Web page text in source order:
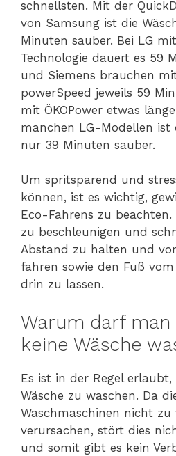
schnellsten. Mit der
von Samsung ist die
Minuten sauber. Bei LG
Technologie dauert es 59
und Siemens brauchen
powerSpeed jeweils 59
mit ÖKOPower etwas
manchen LG-Modellen ist
nur 39 Minuten sauber.
Um spritsparend und
können, ist es wichtig,
Eco-Fahrens zu
zu beschleunigen und
Abstand zu halten und
fahren sowie den Fuß
drin zu lassen.
Warum darf man
keine Wäsche
Es ist in der Regel
Wäsche zu waschen. Da
Waschmaschinen nicht zu
verursachen, stört dies
und somit gibt es kein